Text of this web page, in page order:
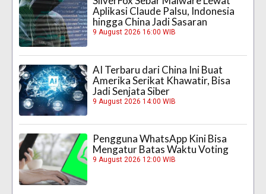
Aplikasi Claude Palsu, Indonesia
hingga China Jadi Sasaran
9 August 2026 16:00 WIB
AI Terbaru dari China Ini Buat
Amerika Serikat Khawatir, Bisa
Jadi Senjata Siber
9 August 2026 14:00 WIB
Pengguna WhatsApp Kini Bisa
Mengatur Batas Waktu Voting
9 August 2026 12:00 WIB